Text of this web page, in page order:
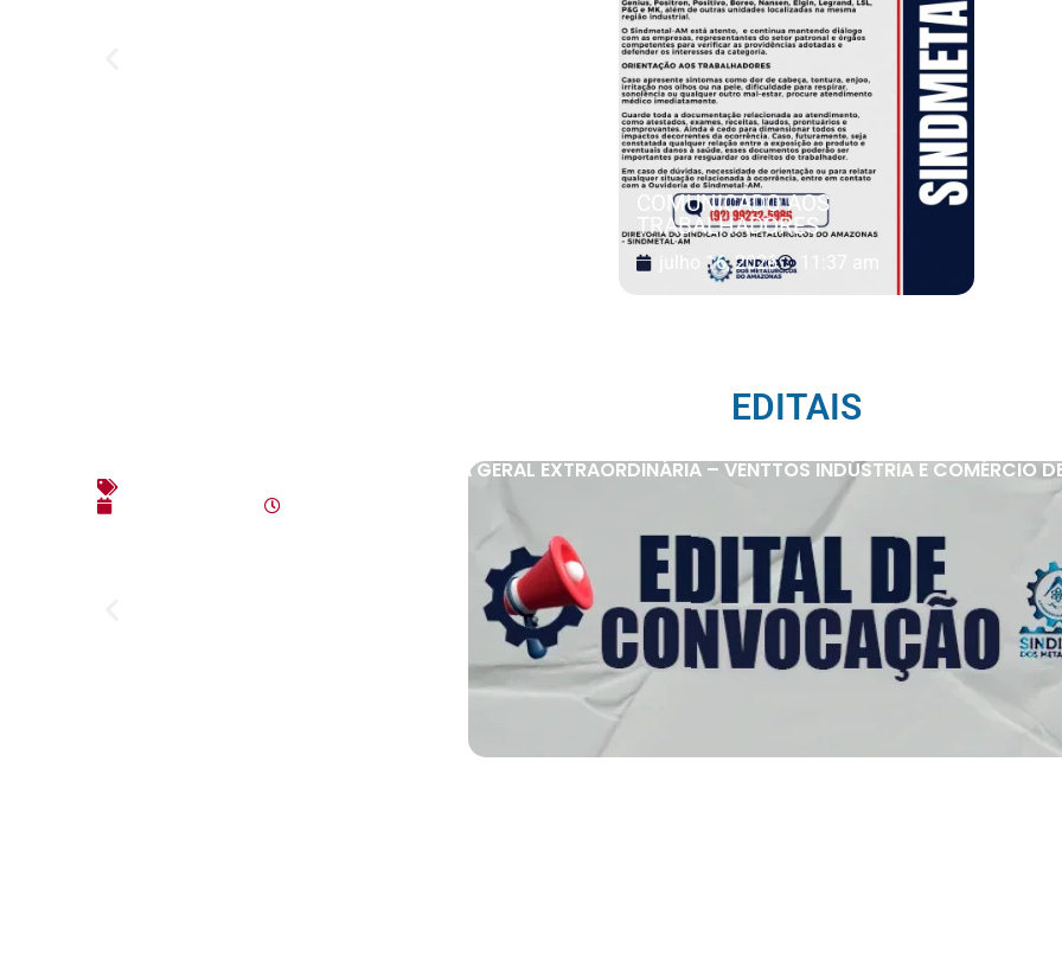
COMUNICADO AOS
TRABALHADORES
julho 16, 2026
EDITAIS
EDITAL DE CONVOCAÇÃO – ASSEMBLEIA GERAL EXTRAORDINÁRIA – VENTTOS INDÚSTRIA E COMÉRCIO